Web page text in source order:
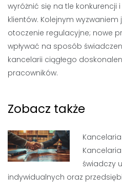
wyróżnić się na tle konkurencji
klientów. Kolejnym
otoczenie regulacyjne; nowe
wpływać na sposób
kancelarii ciągłego
pracowników.
Zobacz także
świadczy
indywidualnych oraz